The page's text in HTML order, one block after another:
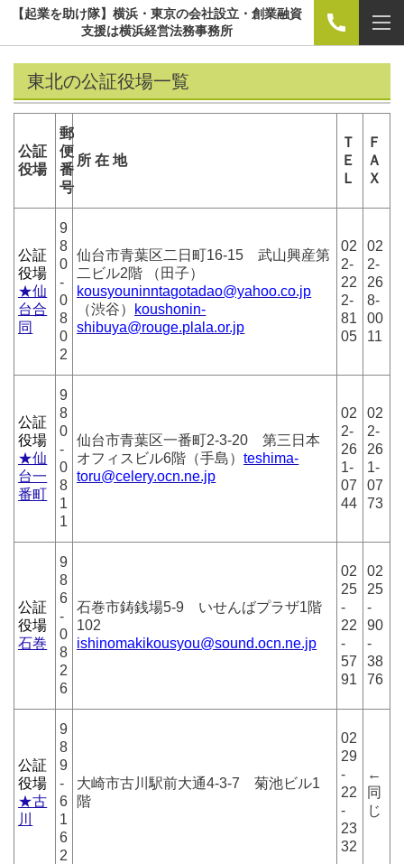
【起業を助け隊】横浜・東京の会社設立・創業融資
支援は横浜経営法務事務所
東北の公証役場一覧
公証
役場
郵
便
番
号
所 在 地
Ｔ
Ｅ
Ｌ
Ｆ
Ａ
Ｘ
公証
役場
★仙
台合
同
9
8
0
-
0
8
0
2
仙台市青葉区二日町16-15 武山興産第
二ビル2階 （田子）
kousyouninntagotadao@yahoo.co.jp
（渋谷）
koushonin-
shibuya@rouge.plala.or.jp
02
2-
22
2-
81
05
02
2-
26
8-
00
11
公証
役場
★仙
台一
番町
9
8
0
-
0
8
1
1
仙台市青葉区一番町2-3-20 第三日本
オフィスビル6階（手島）teshima-
toru@celery.ocn.ne.jp
02
2-
26
1-
07
44
02
2-
26
1-
07
73
公証
役場
石巻
9
8
6
-
0
8
2
6
石巻市鋳銭場5-9 いせんばプラザ1階
102
ishinomakikousyou@sound.ocn.ne.jp
02
25
-
22
-
57
91
02
25
-
90
-
38
76
公証
役場
★古
川
9
8
9
-
6
1
6
2
大崎市古川駅前大通4-3-7 菊池ビル1
階
02
29
-
22
-
23
32
←
同
じ